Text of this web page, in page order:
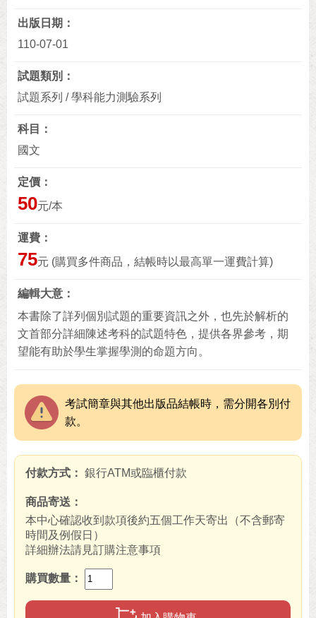
出版日期
110-07-01
試題類別
試題系列 / 學科能力測驗系列
科目
國文
定價
50元/本
運費
75元 (購買多件商品，結帳時以最高單一運費計算)
編輯大意
本書除了詳列個別試題的重要資訊之外，也先於解析的
文首部分詳細陳述考科的試題特色，提供各界參考，期
望能有助於學生掌握學測的命題方向。
考試簡章與其他出版品結帳時，需分開各別付
款。
付款方式 銀行ATM或臨櫃付款
商品寄送
本中心確認收到款項後約五個工作天寄出（不含郵寄
時間及例假日）
詳細辦法請見訂購注意事項
購買數量